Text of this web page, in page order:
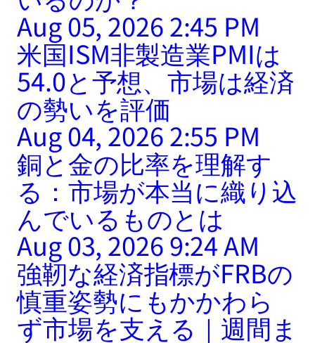
Aug 05, 2026 2:45 PM
米国ISM非製造業PMIは
54.0と予想、市場は経済
の勢いを評価
Aug 04, 2026 2:55 PM
銅と金の比率を理解す
る：市場が本当に織り込
んでいるものとは
Aug 03, 2026 9:24 AM
強靭な経済指標がFRBの
慎重姿勢にもかかわら
ず市場を支える｜週間ま